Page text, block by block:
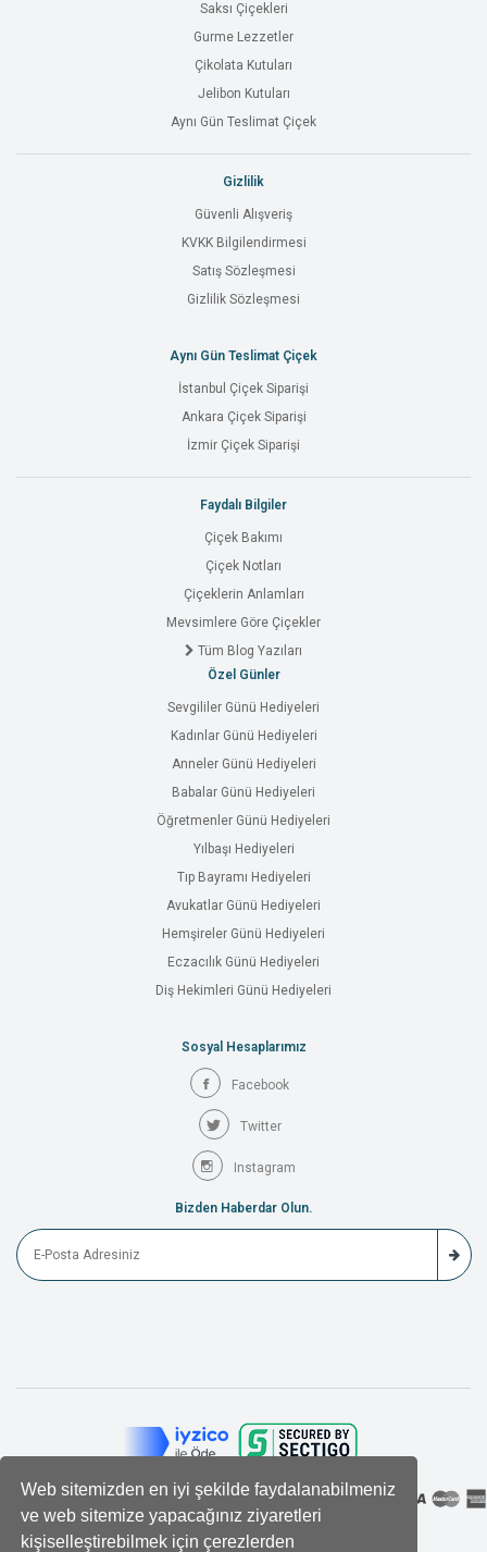
Web sitemizden en iyi şekilde faydalanabilmeniz
ve web sitemize yapacağınız ziyaretleri
kişiselleştirebilmek için çerezlerden
Saksı Çiçekleri
Gurme Lezzetler
Çikolata Kutuları
Jelibon Kutuları
Aynı Gün Teslimat Çiçek
Gizlilik
Güvenli Alışveriş
KVKK Bilgilendirmesi
Satış Sözleşmesi
Gizlilik Sözleşmesi
Aynı Gün Teslimat Çiçek
İstanbul Çiçek Siparişi
Ankara Çiçek Siparişi
İzmir Çiçek Siparişi
Faydalı Bilgiler
Çiçek Bakımı
Çiçek Notları
Çiçeklerin Anlamları
Mevsimlere Göre Çiçekler
Tüm Blog Yazıları
Özel Günler
Sevgililer Günü Hediyeleri
Kadınlar Günü Hediyeleri
Anneler Günü Hediyeleri
Babalar Günü Hediyeleri
Öğretmenler Günü Hediyeleri
Yılbaşı Hediyeleri
Tıp Bayramı Hediyeleri
Avukatlar Günü Hediyeleri
Hemşireler Günü Hediyeleri
Eczacılık Günü Hediyeleri
Diş Hekimleri Günü Hediyeleri
Sosyal Hesaplarımız
Facebook
Twitter
Instagram
Bizden Haberdar Olun.